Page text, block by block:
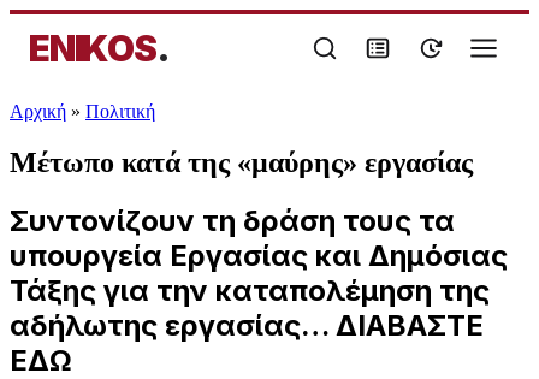
ENIKOS.
Αρχική » Πολιτική
Μέτωπο κατά της «μαύρης» εργασίας
Συντονίζουν τη δράση τους τα
υπουργεία Εργασίας και Δημόσιας
Τάξης για την καταπολέμηση της
αδήλωτης εργασίας… ΔΙΑΒΑΣΤΕ
ΕΔΩ